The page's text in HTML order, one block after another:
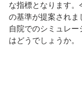
な指標となります。
の基準が提案されま
自院でのシミュレー
はどうでしょうか。